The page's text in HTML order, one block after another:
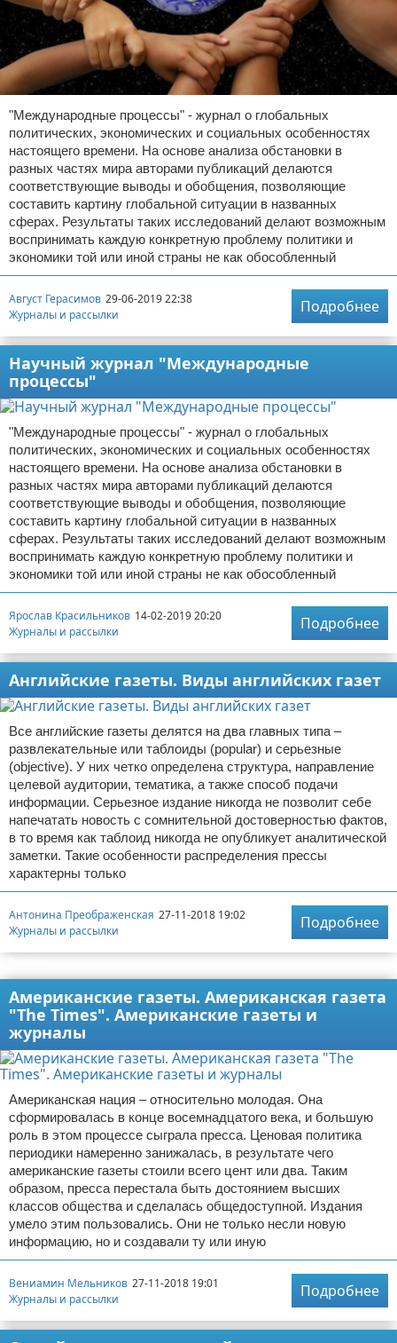
Обзоры разных книг
Разное про литературу
Отказ от ответственности
"Международные процессы" - журнал о глобальных
политических, экономических и социальных особенностях
настоящего времени. На основе анализа обстановки в
разных частях мира авторами публикаций делаются
соответствующие выводы и обобщения, позволяющие
составить картину глобальной ситуации в названных
сферах. Результаты таких исследований делают возможным
воспринимать каждую конкретную проблему политики и
экономики той или иной страны не как обособленный
Август Герасимов 29-06-2019 22:38
Журналы и рассылки
Подробнее
Научный журнал "Международные
процессы"
"Международные процессы" - журнал о глобальных
политических, экономических и социальных особенностях
настоящего времени. На основе анализа обстановки в
разных частях мира авторами публикаций делаются
соответствующие выводы и обобщения, позволяющие
составить картину глобальной ситуации в названных
сферах. Результаты таких исследований делают возможным
воспринимать каждую конкретную проблему политики и
экономики той или иной страны не как обособленный
Ярослав Красильников 14-02-2019 20:20
Журналы и рассылки
Подробнее
Английские газеты. Виды английских газет
Все английские газеты делятся на два главных типа –
развлекательные или таблоиды (popular) и серьезные
(objective). У них четко определена структура, направление
целевой аудитории, тематика, а также способ подачи
информации. Серьезное издание никогда не позволит себе
напечатать новость с сомнительной достоверностью фактов,
в то время как таблоид никогда не опубликует аналитической
заметки. Такие особенности распределения прессы
характерны только
Антонина Преображенская 27-11-2018 19:02
Журналы и рассылки
Подробнее
Американские газеты. Американская газета
"The Times". Американские газеты и
журналы
Американская нация – относительно молодая. Она
сформировалась в конце восемнадцатого века, и большую
роль в этом процессе сыграла пресса. Ценовая политика
периодики намеренно занижалась, в результате чего
американские газеты стоили всего цент или два. Таким
образом, пресса перестала быть достоянием высших
классов общества и сделалась общедоступной. Издания
умело этим пользовались. Они не только несли новую
информацию, но и создавали ту или иную
Вениамин Мельников 27-11-2018 19:01
Журналы и рассылки
Подробнее